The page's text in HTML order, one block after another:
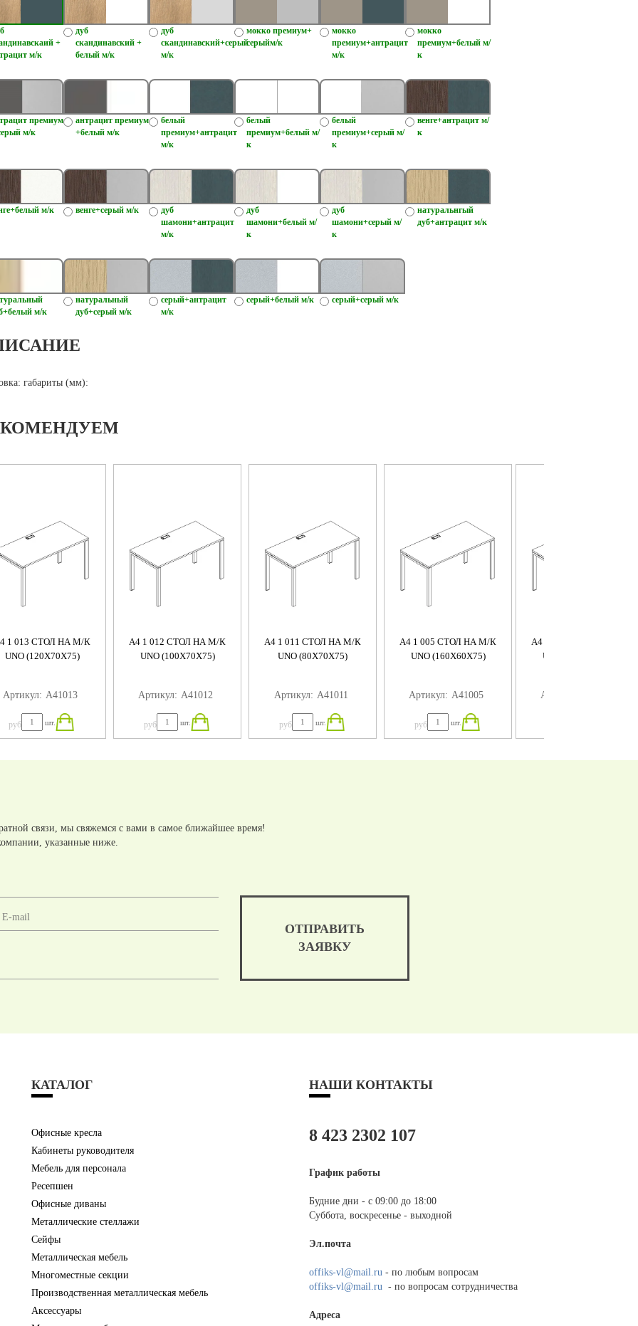
+
м/к
дуб
скандинавский +
белый м/к
дуб
скандинавский+серый
м/к
мокко премиум+
серыйм/к
мокко
премиум+антрацит
м/к
мокко
премиум+белый м/
к
премиум
м/к
антрацит премиум
+белый м/к
белый
премиум+антрацит
м/к
белый
премиум+белый м/
к
белый
премиум+серый м/
к
венге+антрацит м/
к
м/к венге+серый м/к
дуб
шамони+антрацит
м/к
дуб
шамони+белый м/
к
дуб
шамони+серый м/
к
натуральнгый
дуб+антрацит м/к
м/к
натуральный
дуб+серый м/к
серый+антрацит
м/к
серый+белый м/к серый+серый м/к
габариты (мм):
1 013 СТОЛ НА М/К
UNO (120X70X75)
Артикул: А41013
руб шт.
A4 1 012 СТОЛ НА М/К
UNO (100X70X75)
Артикул: А41012
руб шт.
A4 1 011 СТОЛ НА М/К
UNO (80X70X75)
Артикул: А41011
руб шт.
A4 1 005 СТОЛ НА М/К
UNO (160X60X75)
Артикул: А41005
руб шт.
A4 1 004 СТОЛ НА М/К
UNO (140X60X75)
Артикул:
связи, мы свяжемся с вами в самое ближайшее время!
указанные ниже.
ОТПРАВИТЬ
ЗАЯВКУ
КАТАЛОГ
Офисные кресла
Кабинеты руководителя
Мебель для персонала
Ресепшен
Офисные диваны
Металлические стеллажи
Сейфы
Металлическая мебель
Многоместные секции
Производственная металлическая мебель
Аксессуары
НАШИ КОНТАКТЫ
8 423 2302 107
График работы
Будние дни - с 09:00 до 18:00
Суббота, воскресенье - выходной
Эл.почта
offiks-vl@mail.ru - по любым вопросам
offiks-vl@mail.ru - по вопросам сотрудничества
Адреса